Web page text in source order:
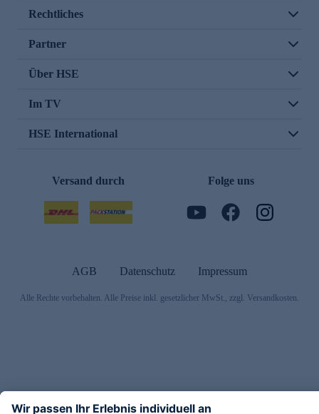
Rechtliches
Partner
Über HSE
Im TV
HSE International
Versand durch Folge uns
AGB Datenschutz Impressum
Alle Rechte vorbehalten. Alle Preise inkl. gesetzlicher MwSt., zzgl. Versandkosten.